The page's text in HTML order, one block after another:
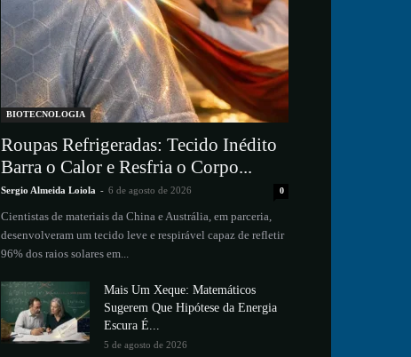
BIOTECNOLOGIA
Roupas Refrigeradas: Tecido Inédito
Barra o Calor e Resfria o Corpo...
Sergio Almeida Loiola - 6 de agosto de 2026 0
Cientistas de materiais da China e Austrália, em parceria,
desenvolveram um tecido leve e respirável capaz de refletir
96% dos raios solares em...
Mais Um Xeque: Matemáticos
Sugerem Que Hipótese da Energia
Escura É...
5 de agosto de 2026